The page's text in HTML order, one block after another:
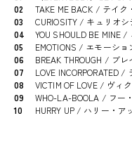
02
TAKE ME BACK / テイク
03
CURIOSITY / キュリオシ
04
YOU SHOULD BE MINE
05
EMOTIONS / エモーショ
06
BREAK THROUGH / ブ
07
LOVE INCORPORATED
08
VICTIM OF LOVE / ヴィ
09
WHO-LA-BOOLA / フー
10
HURRY UP / ハリー・ア